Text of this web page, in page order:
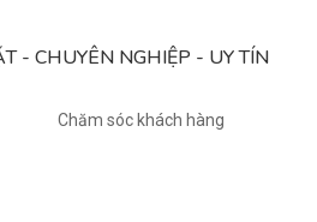
- CHUYÊN NGHIỆP - UY TÍN
Chăm sóc khách hàng